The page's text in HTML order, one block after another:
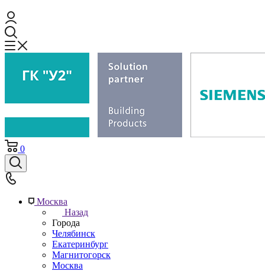
0
Москва
Назад
Города
Челябинск
Екатеринбург
Магнитогорск
Москва